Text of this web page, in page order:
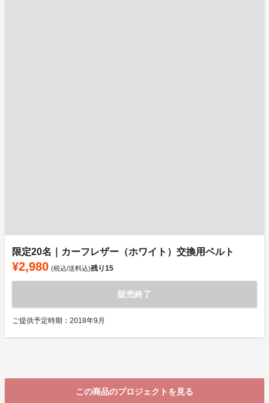
限定20名｜カーフレザー（ホワイト）交換用ベルト
¥2,980 (税込/送料込)残り15
販売終了
ご提供予定時期：2018年9月
この商品のプロジェクトを見る